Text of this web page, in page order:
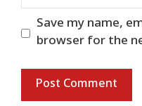
Save my name,
browser for the